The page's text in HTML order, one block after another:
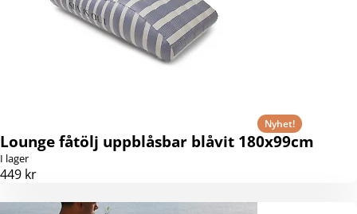
Nyhet!
Lounge fåtölj uppblåsbar blåvit 180x99cm
I lager
449 kr